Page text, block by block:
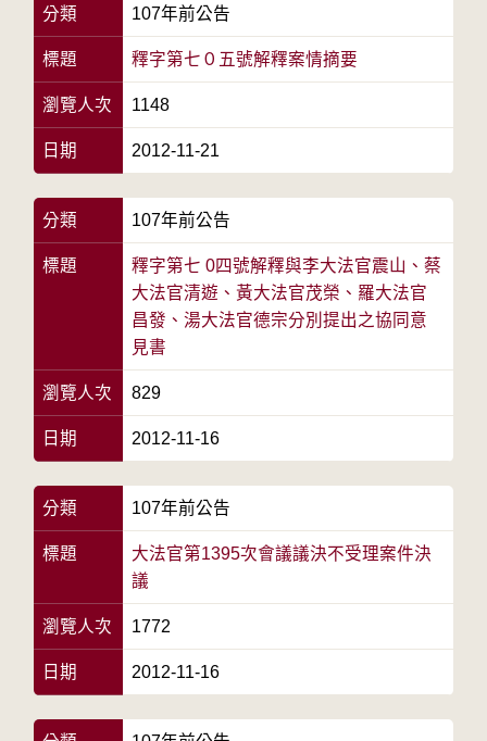
分類 107年前公告
標題 釋字第七０五號解釋案情摘要
瀏覽人次 1148
日期 2012-11-21
分類 107年前公告
標題
釋字第七 0四號解釋與李大法官震山、蔡
大法官清遊、黃大法官茂榮、羅大法官
昌發、湯大法官德宗分別提出之協同意
見書
瀏覽人次 829
日期 2012-11-16
分類 107年前公告
標題
大法官第1395次會議議決不受理案件決
議
瀏覽人次 1772
日期 2012-11-16